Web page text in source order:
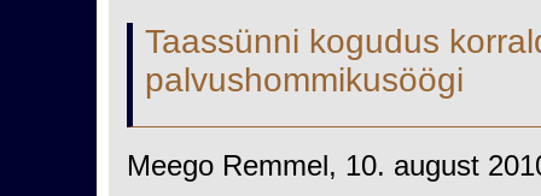
Taassünni kogudus
palvushommikusöögi
Meego Remmel, 10. august